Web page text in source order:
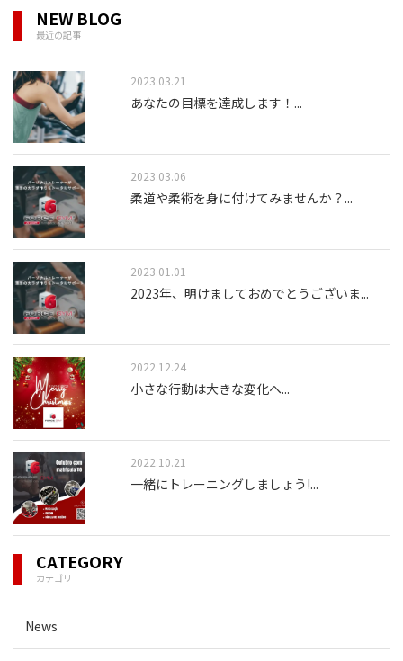
NEW BLOG
最近の記事
2023.03.21
あなたの目標を達成します！ ...
2023.03.06
柔道や柔術を身に付けてみませんか？ ...
2023.01.01
2023年、明けましておめでとうございま...
2022.12.24
小さな行動は大きな変化へ...
2022.10.21
一緒にトレーニングしましょう!...
CATEGORY
カテゴリ
News